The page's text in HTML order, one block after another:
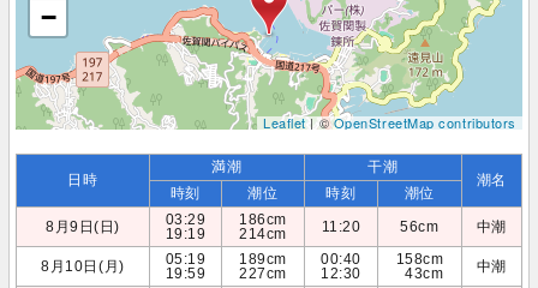
−
Leaflet| ©OpenStreetMap contributors
日時
満潮 干潮
潮名
時刻 潮位 時刻
潮位
8月9日(日)
03:29
19:19
186cm
214cm
11:20 56cm 中潮
8月10日(月)
05:19
19:59
189cm
227cm
00:40
12:30
158cm
43cm
中潮